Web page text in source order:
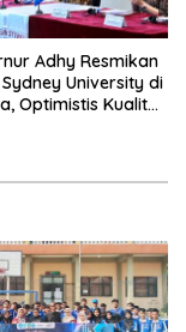
Adhy Resmikan
University di
Optimistis Kualitas